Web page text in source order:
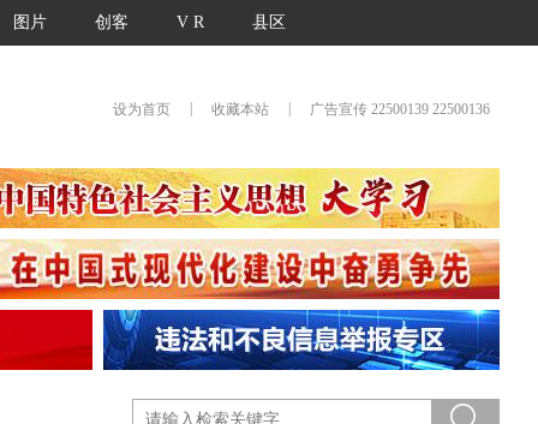
图片 创客 V R 县区
设为首页 收藏本站 广告宣传 22500139 22500136